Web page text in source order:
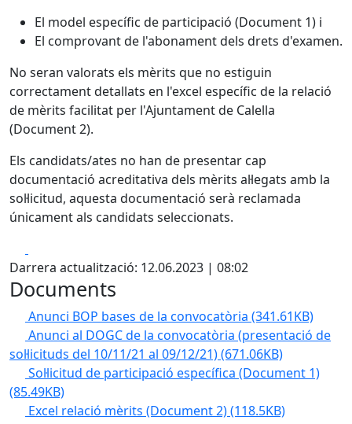
El model específic de participació (Document 1) i
El comprovant de l'abonament dels drets d'examen.
No seran valorats els mèrits que no estiguin
correctament detallats en l'excel específic de la relació
de mèrits facilitat per l'Ajuntament de Calella
(Document 2).
Els candidats/ates no han de presentar cap
documentació acreditativa dels mèrits al·legats amb la
sol·licitud, aquesta documentació serà reclamada
únicament als candidats seleccionats.
Darrera actualització: 12.06.2023 | 08:02
Documents
Anunci BOP bases de la convocatòria (341.61KB)
Anunci al DOGC de la convocatòria (presentació de
sol·licituds del 10/11/21 al 09/12/21)(671.06KB)
Sol·licitud de participació específica (Document 1)
(85.49KB)
Excel relació mèrits (Document 2)(118.5KB)